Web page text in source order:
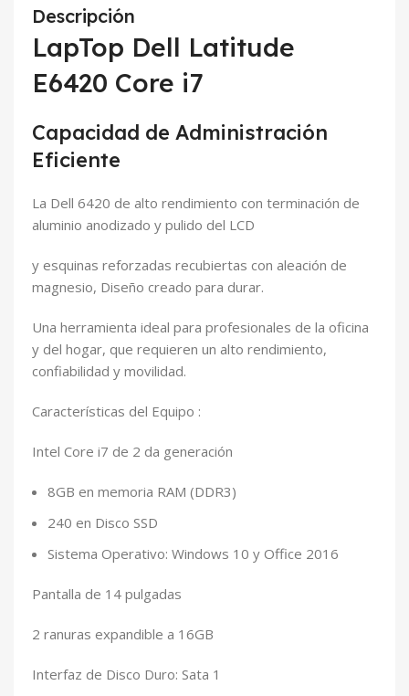
Descripción
LapTop Dell Latitude
E6420 Core i7
Capacidad de Administración
Eficiente
La Dell 6420 de alto rendimiento con terminación de
aluminio anodizado y pulido del LCD
y esquinas reforzadas recubiertas con aleación de
magnesio, Diseño creado para durar.
Una herramienta ideal para profesionales de la oficina
y del hogar, que requieren un alto rendimiento,
confiabilidad y movilidad.
Características del Equipo :
Intel Core i7 de 2 da generación
8GB en memoria RAM (DDR3)
240 en Disco SSD
Sistema Operativo: Windows 10 y Office 2016
Pantalla de 14 pulgadas
2 ranuras expandible a 16GB
Interfaz de Disco Duro: Sata 1